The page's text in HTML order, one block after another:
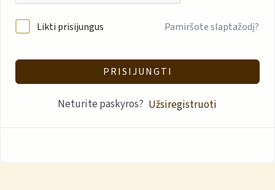
Likti prisijungus Pamiršote slaptažodį?
PRISIJUNGTI
Neturite paskyros? Užsiregistruoti